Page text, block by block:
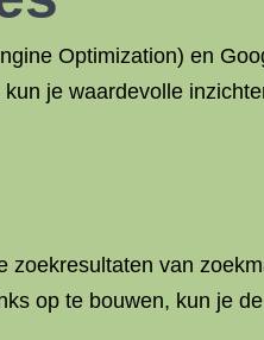
Optimization) en
je waardevolle
zoekresultaten van
op te bouwen, kun je